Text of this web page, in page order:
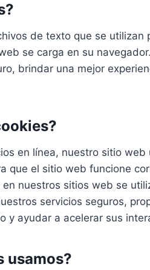
de texto que se
se carga en su
brindar una mejor
en línea, nuestro sitio
que el sitio web funcione
nuestros sitios web se
servicios seguros,
y ayudar a acelerar sus
usamos?